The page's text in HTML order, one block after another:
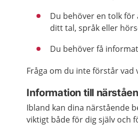
Du behöver en tolk
ditt tal, språk eller
Du behöver få
Fråga om du inte förstår
Information till
Ibland kan dina närstående
viktigt både för dig själv och